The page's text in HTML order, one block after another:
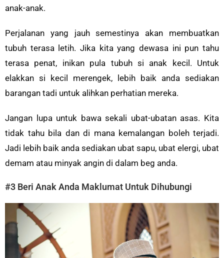
anak-anak.
Perjalanan yang jauh semestinya akan membuatkan
tubuh terasa letih. Jika kita yang dewasa ini pun tahu
terasa penat, inikan pula tubuh si anak kecil. Untuk
elakkan si kecil merengek, lebih baik anda sediakan
barangan tadi untuk alihkan perhatian mereka.
Jangan lupa untuk bawa sekali ubat-ubatan asas. Kita
tidak tahu bila dan di mana kemalangan boleh terjadi.
Jadi lebih baik anda sediakan ubat sapu, ubat elergi, ubat
demam atau minyak angin di dalam beg anda.
#3 Beri Anak Anda Maklumat Untuk Dihubungi